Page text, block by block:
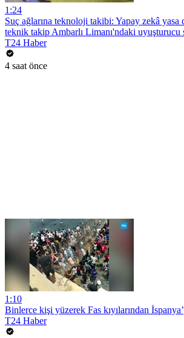
1:24
Suç ağlarına teknoloji takibi: Yapay zekâ yasa
teknik takip Ambarlı Limanı'ndaki uyuşturucu
T24 Haber
4 saat önce
1:10
Binlerce kişi yüzerek Fas kıyılarından
T24 Haber